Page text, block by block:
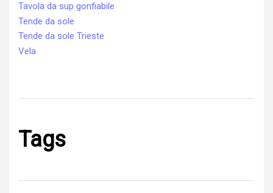
Tavola da sup gonfiabile
Tende da sole
Tende da sole Trieste
Vela
Tags